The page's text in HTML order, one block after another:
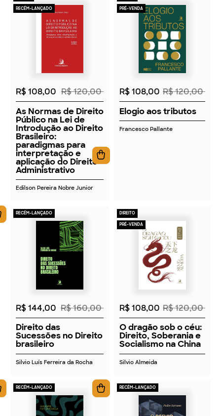
RECÉM-LANÇADO
2026
R$ 108,00 R$ 120,00
As Normas de Direito
Público na Lei de
Introdução ao Direito
Brasileiro:
paradigmas para
interpretação e
aplicação do Direito
Administrativo
Edilson Pereira Nobre Junior
PRÉ-VENDA
2026
R$ 108,00 R$ 120,00
Elogio aos tributos
Francesco Pallante
RECÉM-LANÇADO
R$ 144,00 R$ 160,00
Direito das
Sucessões no Direito
brasileiro
Silvio Luís Ferreira da Rocha
DIREITO
PRÉ-VENDA
2026
R$ 108,00 R$ 120,00
O dragão sob o céu:
Direito, Soberania e
Socialismo na China
Silvio Almeida
RECÉM-LANÇADO RECÉM-LANÇADO